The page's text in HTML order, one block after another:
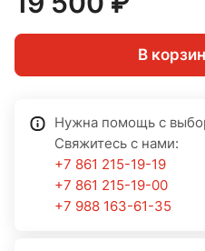
В
Нужна помощь с
Свяжитесь с нами:
+7 861 215-19-19
+7 861 215-19-00
+7 988 163-61-35